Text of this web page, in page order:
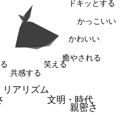
ドキッとする
かっこいい
かわいい
癒やされる
笑える
共感する
リアリズム
文明・時代
親密さ